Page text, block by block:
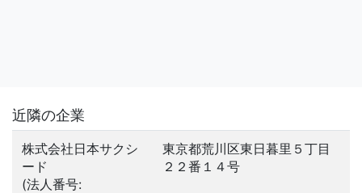
近隣の企業
株式会社日本サクシ
ード
(法人番号:
東京都荒川区東日暮里５丁目
２２番１４号